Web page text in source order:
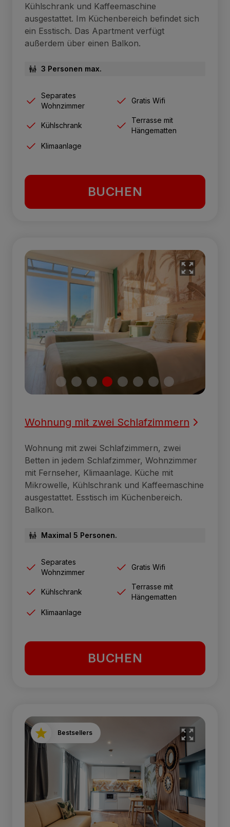
Kühlschrank und Kaffeemaschine
ausgestattet. Im Küchenbereich befindet sich
ein Esstisch. Das Apartment verfügt
außerdem über einen Balkon.
3 Personen max.
Separates
Wohnzimmer
Gratis Wifi
Kühlschrank
Terrasse mit
Hängematten
Klimaanlage
BUCHEN
Wohnung mit zwei Schlafzimmern
Wohnung mit zwei Schlafzimmern, zwei
Betten in jedem Schlafzimmer, Wohnzimmer
mit Fernseher, Klimaanlage. Küche mit
Mikrowelle, Kühlschrank und Kaffeemaschine
ausgestattet. Esstisch im Küchenbereich.
Balkon.
Maximal 5 Personen.
Separates
Wohnzimmer
Gratis Wifi
Kühlschrank
Terrasse mit
Hängematten
Klimaanlage
BUCHEN
Bestsellers